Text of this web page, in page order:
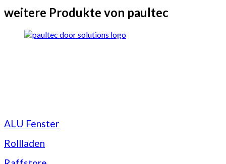
weitere Produkte von paultec
ALU Fenster
Rollladen